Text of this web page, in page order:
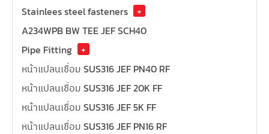
Stainlees steel fasteners
+
A234WPB BW TEE JEF SCH40
Pipe Fitting
+
หน้าแปลนเชื่อม SUS316 JEF PN40 RF
หน้าแปลนเชื่อม SUS316 JEF 20K FF
หน้าแปลนเชื่อม SUS316 JEF 5K FF
หน้าแปลนเชื่อม SUS316 JEF PN16 RF